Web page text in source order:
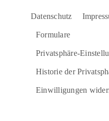
Datenschutz
Formulare
Privatsphäre-
Historie der
Einwilligungen